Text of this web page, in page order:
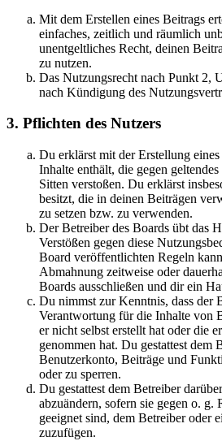
Mit dem Erstellen eines Beitrags
einfaches, zeitlich und räumlich
unentgeltliches Recht, deinen
zu nutzen.
Das Nutzungsrecht nach Punkt 2,
nach Kündigung des
3. Pflichten des Nutzers
Du erklärst mit der Erstellung
Inhalte enthält, die gegen
Sitten verstoßen. Du erklärst
besitzt, die in deinen Beiträgen
zu setzen bzw. zu verwenden.
Der Betreiber des Boards übt das
Verstößen gegen diese
Board veröffentlichten Regeln
Abmahnung zeitweise oder
Boards ausschließen und dir ein
Du nimmst zur Kenntnis, dass der
Verantwortung für die Inhalte von
er nicht selbst erstellt hat oder die
genommen hat. Du gestattest dem
Benutzerkonto, Beiträge und
oder zu sperren.
Du gestattest dem Betreiber
abzuändern, sofern sie gegen o. g.
geeignet sind, dem Betreiber oder
zuzufügen.